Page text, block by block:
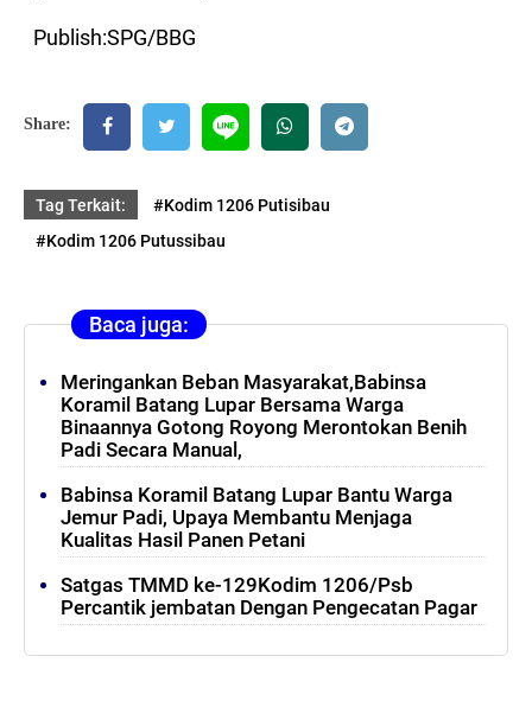
Publish:SPG/BBG
Share:
Tag Terkait:
#Kodim 1206 Putisibau
#Kodim 1206 Putussibau
Baca juga:
Meringankan Beban Masyarakat,Babinsa
Koramil Batang Lupar Bersama Warga
Binaannya Gotong Royong Merontokan Benih
Padi Secara Manual,
Babinsa Koramil Batang Lupar Bantu Warga
Jemur Padi, Upaya Membantu Menjaga
Kualitas Hasil Panen Petani
Satgas TMMD ke-129Kodim 1206/Psb
Percantik jembatan Dengan Pengecatan Pagar